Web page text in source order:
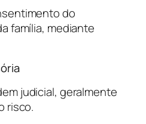
do
família, mediante
judicial, geralmente
risco.